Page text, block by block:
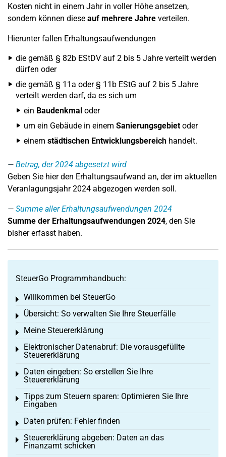
Kosten nicht in einem Jahr in voller Höhe ansetzen,
sondern können diese auf mehrere Jahre verteilen.
Hierunter fallen Erhaltungsaufwendungen
die gemäß § 82b EStDV auf 2 bis 5 Jahre verteilt werden
dürfen oder
die gemäß § 11a oder § 11b EStG auf 2 bis 5 Jahre
verteilt werden darf, da es sich um
ein Baudenkmal oder
um ein Gebäude in einem Sanierungsgebietoder
einem städtischen Entwicklungsbereich handelt.
Betrag, der 2024 abgesetzt wird
Geben Sie hier den Erhaltungsaufwand an, der im aktuellen
Veranlagungsjahr 2024 abgezogen werden soll.
Summe aller Erhaltungsaufwendungen 2024
Summe der Erhaltungsaufwendungen 2024, den Sie
bisher erfasst haben.
SteuerGo Programmhandbuch:
Willkommen bei SteuerGo
Toggle menu
Übersicht: So verwalten Sie Ihre Steuerfälle
Toggle menu
Meine Steuererklärung
Toggle menu
Elektronischer Datenabruf: Die vorausgefüllte
Steuererklärung
Toggle menu
Daten eingeben: So erstellen Sie Ihre
Steuererklärung
Toggle menu
Tipps zum Steuern sparen: Optimieren Sie Ihre
Eingaben
Toggle menu
Daten prüfen: Fehler finden
Toggle menu
Steuererklärung abgeben: Daten an das
Finanzamt schicken
Toggle menu